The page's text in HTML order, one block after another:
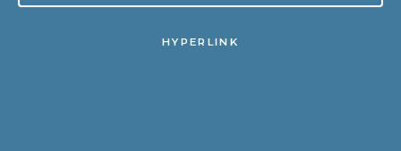
HYPERLINK